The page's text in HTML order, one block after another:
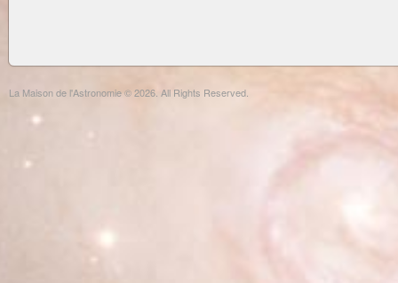
La Maison de l'Astronomie © 2026. All Rights Reserved.